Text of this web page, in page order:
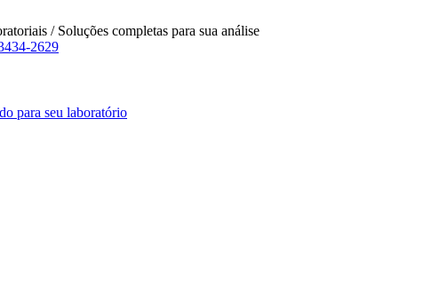
/ Soluções completas para sua análise
2629
para seu laboratório